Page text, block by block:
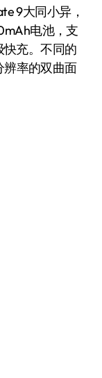
9大同小异，
电池，支
快充。不同的
辨率的双曲面